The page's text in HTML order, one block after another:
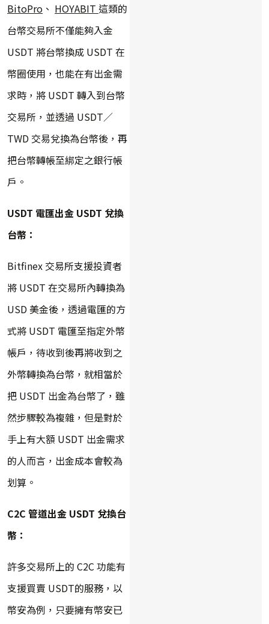
BitoPro 、 HOYABIT 這類的
台幣交易所不僅能夠入金
USDT 將台幣換成 USDT 在
幣圈使用，也能在有出金需
求時，將 USDT 轉入到台幣
交易所，並透過 USDT／
TWD 交易兌換為台幣後，再
把台幣轉帳至綁定之銀行帳
戶。
USDT 電匯出金 USDT 兌換
台幣：
Bitfinex 交易所支援投資者
將 USDT 在交易所內轉換為
USD 美金後，透過電匯的方
式將 USDT 電匯至指定外幣
帳戶，待收到後再將收到之
外幣轉換為台幣，就相當於
把 USDT 出金為台幣了，雖
然步驟較為複雜，但是對於
手上有大額 USDT 出金需求
的人而言，出金成本會較為
划算。
C2C 管道出金 USDT 兌換台
幣：
許多交易所上的 C2C 功能有
支援買賣 USDT的服務，以
幣安為例，只要擁有幣安已